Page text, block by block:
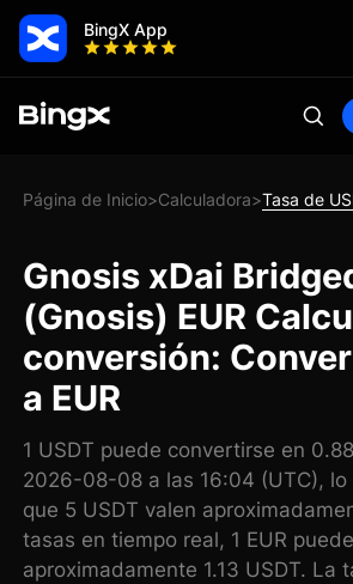
BingX App
Página de Inicio>Calculadora>Tasa de
Gnosis xDai
(Gnosis) EUR
conversión:
a EUR
1 USDT puede convertirse en
2026-08-08 a las 16:04 (UTC), lo
que 5 USDT valen
tasas en tiempo real, 1 EUR
aproximadamente 1.13 USDT. La